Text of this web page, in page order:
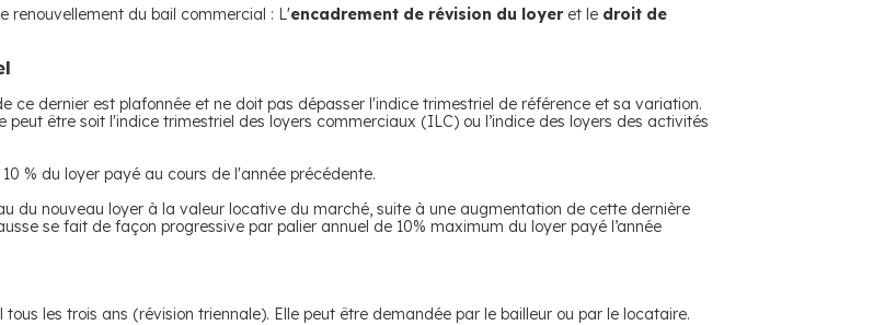
renouvellement du bail commercial : L'encadrement de révision du loyeret le droit de
ce dernier est plafonnée et ne doit pas dépasser l'indice trimestriel de référence et sa variation.
peut être soit l'indice trimestriel des loyers commerciaux (ILC) ou l’indice des loyers des activités
% du loyer payé au cours de l'année précédente.
du nouveau loyer à la valeur locative du marché, suite à une augmentation de cette dernière
se fait de façon progressive par palier annuel de 10% maximum du loyer payé l’année
les trois ans (révision triennale). Elle peut être demandée par le bailleur ou par le locataire.